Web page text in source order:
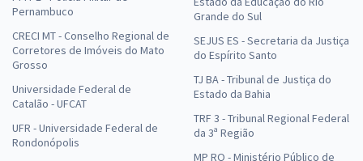
Pernambuco
CRECI MT - Conselho Regional de
Corretores de Imóveis do Mato
Grosso
Universidade Federal de
Catalão - UFCAT
UFR - Universidade Federal de
Rondonópolis
Grande do Sul
SEJUS ES - Secretaria da Justiça
do Espírito Santo
TJ BA - Tribunal de Justiça do
Estado da Bahia
TRF 3 - Tribunal Regional Federal
da 3ª Região
MP RO - Ministério Público de